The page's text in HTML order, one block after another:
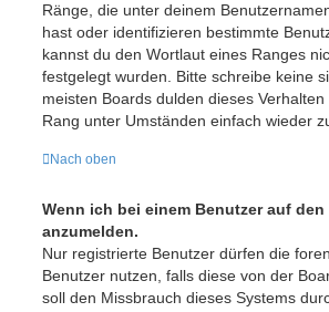
Ränge, die unter deinem
hast oder identifizieren bestimmte
kannst du den Wortlaut eines Ranges
festgelegt wurden. Bitte schreibe keine
meisten Boards dulden dieses
Rang unter Umständen einfach wieder
Nach oben
Wenn ich bei einem Benutzer auf
anzumelden.
Nur registrierte Benutzer dürfen die
Benutzer nutzen, falls diese von der
soll den Missbrauch dieses Systems